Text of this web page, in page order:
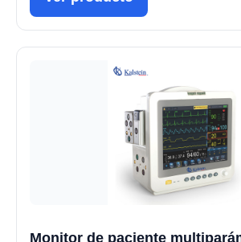
Monitor de paciente